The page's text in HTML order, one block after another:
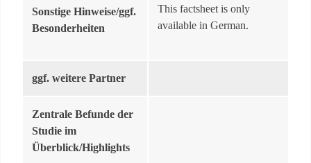
Sonstige Hinweise/ggf.
Besonderheiten
This factsheet is only
available in German.
ggf. weitere Partner
Zentrale Befunde der
Studie im
Überblick/Highlights